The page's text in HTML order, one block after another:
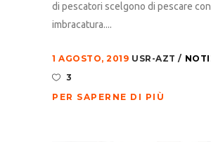
di pescatori scelgono di pescare
imbracatura....
1 AGOSTO, 2019 USR-AZT
3
PER SAPERNE DI PIÙ